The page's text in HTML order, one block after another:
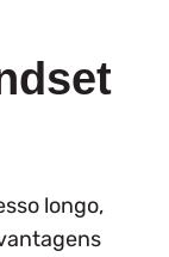
longo,